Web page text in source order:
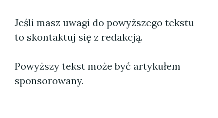
Jeśli masz uwagi do powyższego tekstu
to skontaktuj się z redakcją.
Powyższy tekst może być artykułem
sponsorowany.